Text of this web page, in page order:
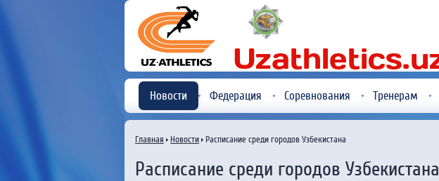
Новости Федерация Соревнования Тренерам
Главная Новости Расписание среди городов Узбекистана
Расписание среди городов Узбекистана